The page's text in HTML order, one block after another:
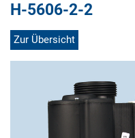
H-5606-2-2
Zur Übersicht